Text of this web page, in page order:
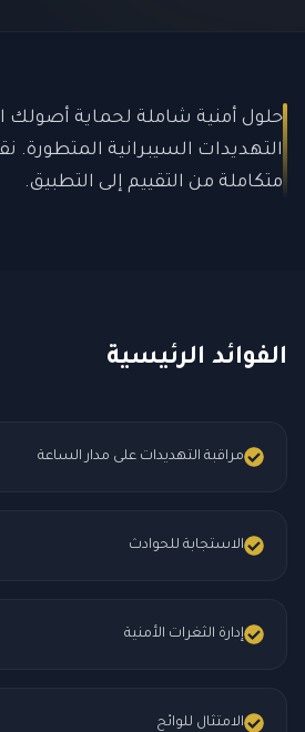
حلول أمنية شاملة لحماية أصولك
التهديدات السيبرانية المتطورة.
متكاملة من التقييم إلى التطبيق.
الفوائد الرئيسية
مراقبة التهديدات على مدار الساعة
الاستجابة للحوادث
إدارة الثغرات الأمنية
الامتثال للوائح